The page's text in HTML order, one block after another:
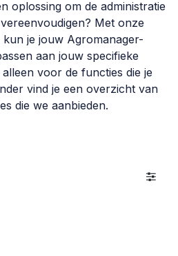
oplossing om de administratie
Met onze
je jouw Agromanager-
aan jouw specifieke
voor de functies die je
vind je een overzicht van
die we aanbieden.